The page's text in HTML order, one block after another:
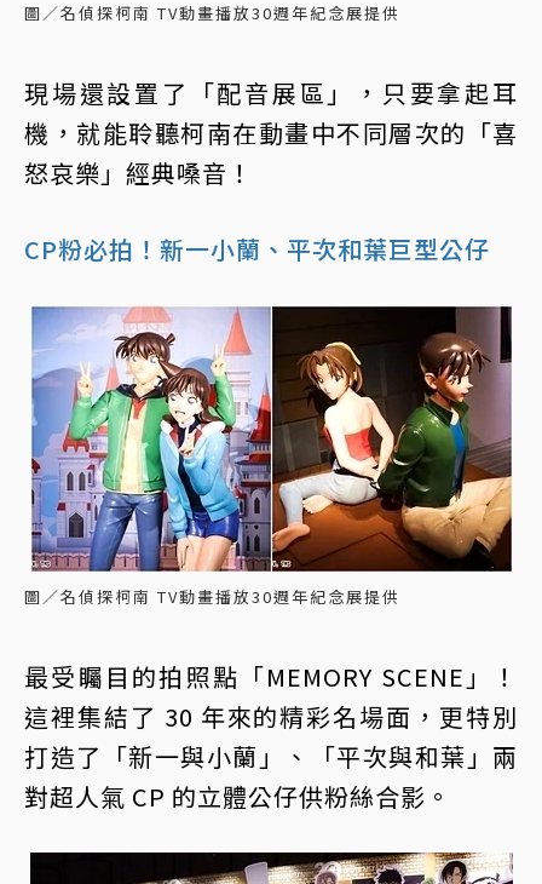
圖／名偵探柯南 TV動畫播放30週年紀念展提供
現場還設置了「配音展區」，只要拿起耳
機，就能聆聽柯南在動畫中不同層次的「喜
怒哀樂」經典嗓音！
CP粉必拍！新一小蘭、平次和葉巨型公仔
圖／名偵探柯南 TV動畫播放30週年紀念展提供
最受矚目的拍照點「MEMORY SCENE」！
這裡集結了 30 年來的精彩名場面，更特別
打造了「新一與小蘭」、「平次與和葉」兩
對超人氣 CP 的立體公仔供粉絲合影。